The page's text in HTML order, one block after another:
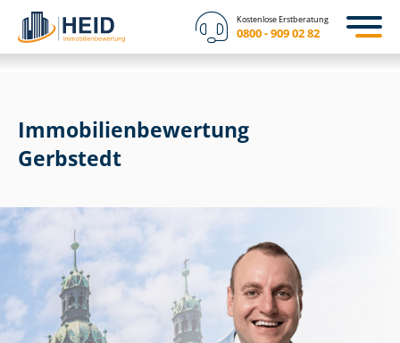
Kostenlose Erstberatung
0800 - 909 02 82
Immobilien­bewertung
Gerbstedt